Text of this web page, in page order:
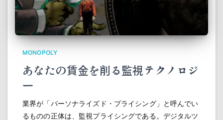
MONOPOLY
あなたの賃金を削る監視テクノロジ
ー
業界が「パーソナライズド・プライシング」と呼んでい
るものの正体は、監視プライシングである。デジタルツ